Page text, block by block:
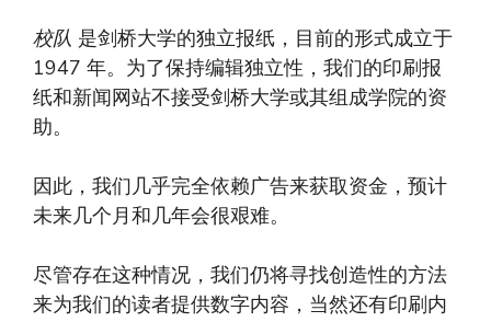
校队 是剑桥大学的独立报纸，目前的形式成立于
1947 年。为了保持编辑独立性，我们的印刷报
纸和新闻网站不接受剑桥大学或其组成学院的资
助。
因此，我们几乎完全依赖广告来获取资金，预计
未来几个月和几年会很艰难。
尽管存在这种情况，我们仍将寻找创造性的方法
来为我们的读者提供数字内容，当然还有印刷内